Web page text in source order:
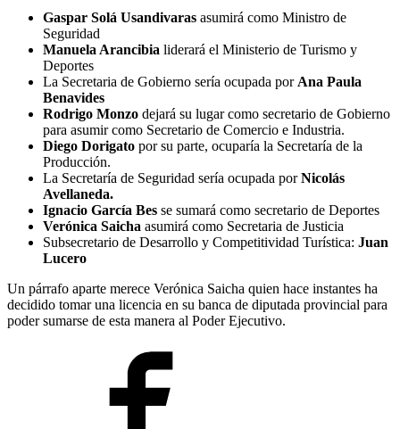
Gaspar Solá Usandivaras asumirá como Ministro de
Seguridad
Manuela Arancibia liderará el Ministerio de Turismo y
Deportes
La Secretaria de Gobierno sería ocupada por Ana Paula
Benavides
Rodrigo Monzo dejará su lugar como secretario de Gobierno
para asumir como Secretario de Comercio e Industria.
Diego Dorigato por su parte, ocuparía la Secretaría de la
Producción.
La Secretaría de Seguridad sería ocupada porNicolás
Avellaneda.
Ignacio García Bes se sumará como secretario de Deportes
Verónica Saicha asumirá como Secretaria de Justicia
Subsecretario de Desarrollo y Competitividad Turística: Juan
Lucero
Un párrafo aparte merece Verónica Saicha quien hace instantes ha
decidido tomar una licencia en su banca de diputada provincial para
poder sumarse de esta manera al Poder Ejecutivo.